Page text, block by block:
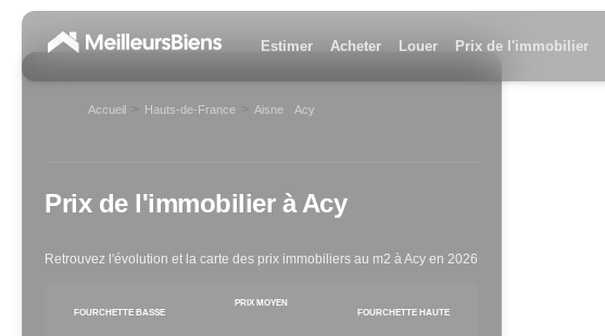
Estimer Acheter Louer Prix de l'immobilier
Accueil > Hauts-de-France > Aisne Acy
Prix de l'immobilier àAcy
Retrouvez l'évolution et la carte des prix immobiliers au m2 àAcy en 2026
FOURCHETTE BASSE
PRIX MOYEN
FOURCHETTE HAUTE